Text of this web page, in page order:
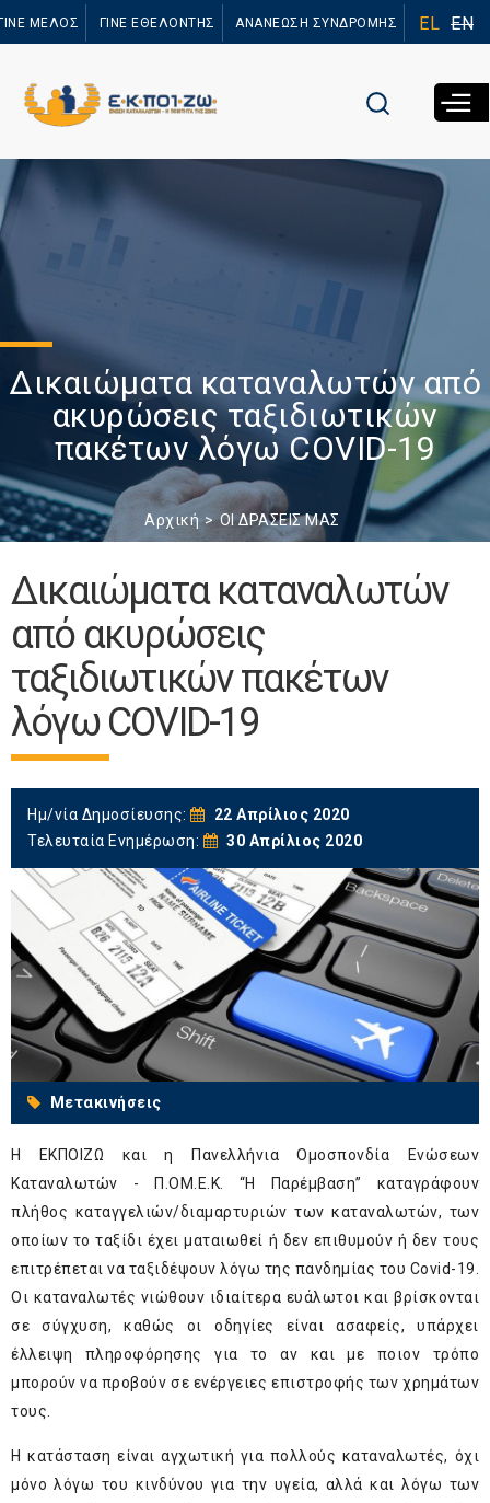
προς το
ΜΕΛΟΣ ΓΙΝΕ ΕΘΕΛΟΝΤΗΣ ΑΝΑΝΕΩΣΗ ΣΥΝΔΡΟΜΗΣ EL EN
Δικαιώματα καταναλωτών από
ακυρώσεις ταξιδιωτικών
πακέτων λόγω COVID-19
Αρχική ΟΙ ΔΡΑΣΕΙΣ ΜΑΣ
Δικαιώματα καταναλωτών
από ακυρώσεις
ταξιδιωτικών πακέτων
λόγω COVID-19
Ημ/νία Δημοσίευσης:
22 Απρίλιος 2020
Τελευταία Ενημέρωση:
30 Απρίλιος 2020
Μετακινήσεις
Η ΕΚΠΟΙΖΩ και η Πανελλήνια Ομοσπονδία Ενώσεων
Καταναλωτών - Π.ΟΜ.Ε.Κ. “Η Παρέμβαση” καταγράφουν
πλήθος καταγγελιών/διαμαρτυριών των καταναλωτών, των
οποίων το ταξίδι έχει ματαιωθεί ή δεν επιθυμούν ή δεν τους
επιτρέπεται να ταξιδέψουν λόγω της πανδημίας του Covid-19.
Οι καταναλωτές νιώθουν ιδιαίτερα ευάλωτοι και βρίσκονται
σε σύγχυση, καθώς οι οδηγίες είναι ασαφείς, υπάρχει
έλλειψη πληροφόρησης για το αν και με ποιον τρόπο
μπορούν να προβούν σε ενέργειες επιστροφής των χρημάτων
τους.
Η κατάσταση είναι αγχωτική για πολλούς καταναλωτές, όχι
μόνο λόγω του κινδύνου για την υγεία, αλλά και λόγω των